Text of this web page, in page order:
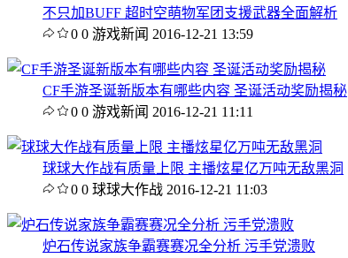
不只加BUFF 超时空萌物军团支援武器全面解析
0 0 游戏新闻 2016-12-21 13:59
CF手游圣诞新版本有哪些内容 圣诞活动奖励揭秘
0 0 游戏新闻 2016-12-21 11:11
球球大作战有质量上限 主播炫星亿万吨无敌黑洞
0 0 球球大作战 2016-12-21 11:03
炉石传说家族争霸赛赛况全分析 污手党溃败